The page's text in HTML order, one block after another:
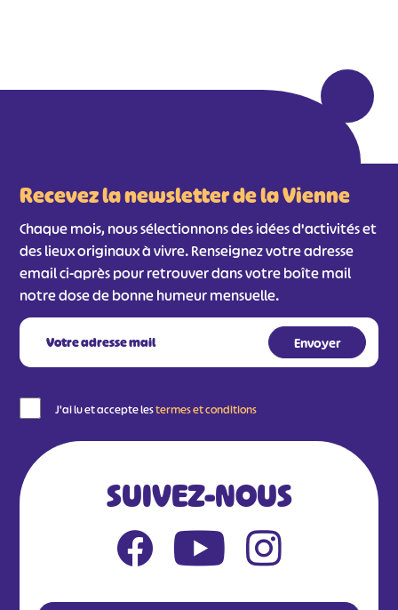
Recevez la newsletter de la Vienne
Chaque mois, nous sélectionnons des idées d'activités et
des lieux originaux à vivre. Renseignez votre adresse
email ci-après pour retrouver dans votre boîte mail
notre dose de bonne humeur mensuelle.
J'ai lu et accepte lestermes et conditions
SUIVEZ-NOUS